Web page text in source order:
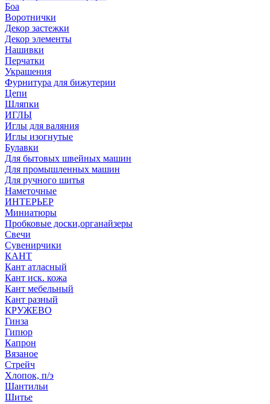
Боа
Воротнички
Декор застежки
Декор элементы
Нашивки
Перчатки
Украшения
Фурнитура для бижутерии
Цепи
Шляпки
ИГЛЫ
Иглы для валяния
Иглы изогнутые
Булавки
Для бытовых швейных машин
Для промышленных машин
Для ручного шитья
Наметочные
ИНТЕРЬЕР
Миниатюры
Пробковые доски,органайзеры
Свечи
Сувенирчики
КАНТ
Кант атласный
Кант иск. кожа
Кант мебельный
Кант разный
КРУЖЕВО
Гинза
Гипюр
Капрон
Вязаное
Стрейч
Хлопок, п/э
Шантильи
Шитье